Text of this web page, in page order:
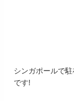
シンガポールで
です!